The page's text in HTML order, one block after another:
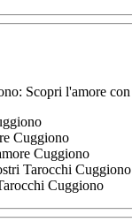
Cuggiono
Cuggiono
Tarocchi Cuggiono
Cuggiono